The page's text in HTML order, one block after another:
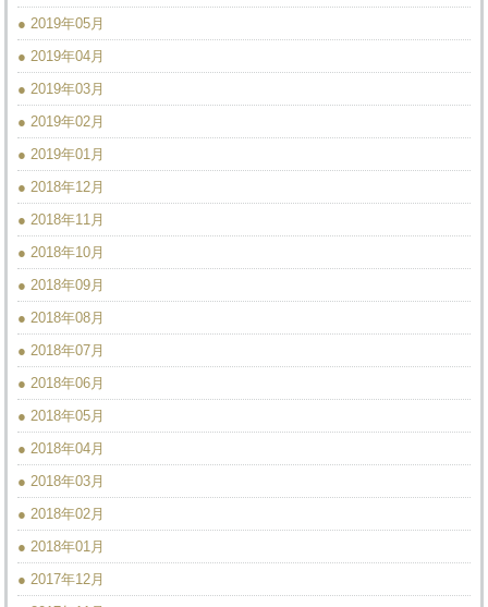
● 2019年05月
● 2019年04月
● 2019年03月
● 2019年02月
● 2019年01月
● 2018年12月
● 2018年11月
● 2018年10月
● 2018年09月
● 2018年08月
● 2018年07月
● 2018年06月
● 2018年05月
● 2018年04月
● 2018年03月
● 2018年02月
● 2018年01月
● 2017年12月